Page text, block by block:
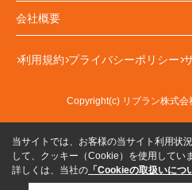
会社概要
利用規約 プライバシーポリシー
Copyright(c) リブラン株式
当サイトでは、お客様の当サイト利用状
して、クッキー（Cookie）を使用してい
詳しくは、当社の 「Cookieの取扱いにつ